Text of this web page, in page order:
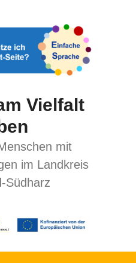
Vielfalt
mit
im Landkreis
Südharz